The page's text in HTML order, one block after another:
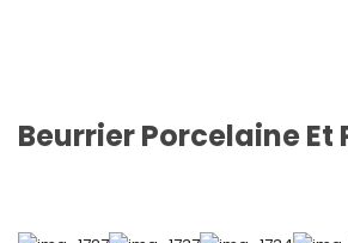
Beurrier Porcelaine Et